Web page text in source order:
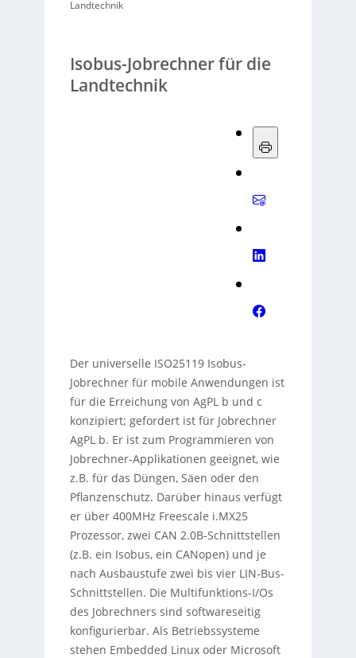
Landtechnik
Isobus-Jobrechner für die
Landtechnik
Der universelle ISO25119 Isobus-
Jobrechner für mobile Anwendungen ist
für die Erreichung von AgPL b und c
konzipiert; gefordert ist für Jobrechner
AgPL b. Er ist zum Programmieren von
Jobrechner-Applikationen geeignet, wie
z.B. für das Düngen, Säen oder den
Pflanzenschutz. Darüber hinaus verfügt
er über 400MHz Freescale i.MX25
Prozessor, zwei CAN 2.0B-Schnittstellen
(z.B. ein Isobus, ein CANopen) und je
nach Ausbaustufe zwei bis vier LIN-Bus-
Schnittstellen. Die Multifunktions-I/Os
des Jobrechners sind softwareseitig
konfigurierbar. Als Betriebssysteme
stehen Embedded Linux oder Microsoft